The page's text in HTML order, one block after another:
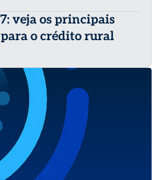
veja os principais
o crédito rural